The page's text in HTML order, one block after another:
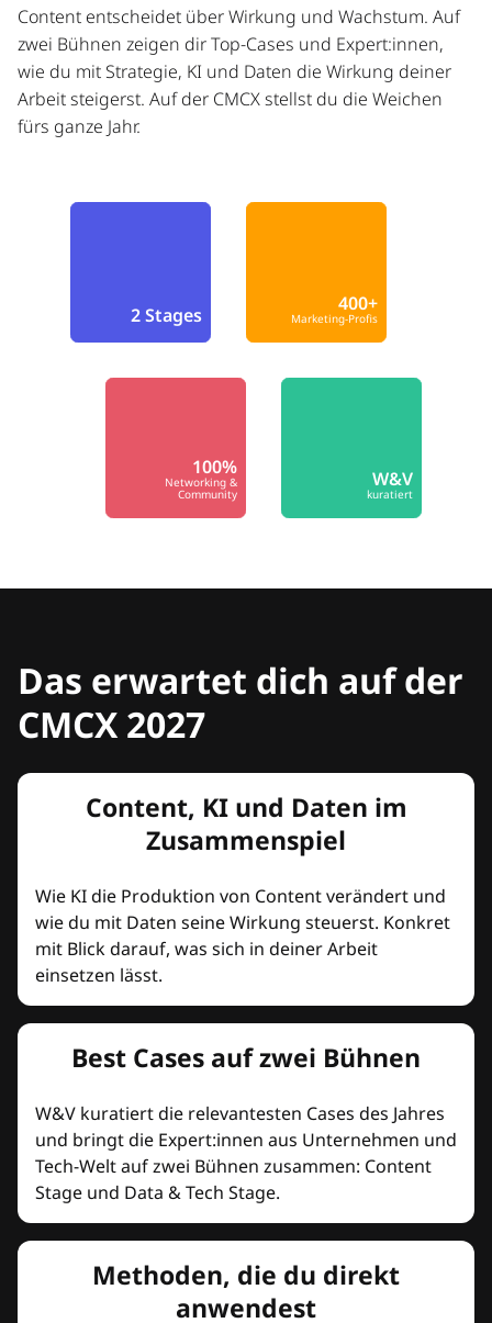
Content entscheidet über Wirkung und Wachstum. Auf
zwei Bühnen zeigen dir Top-Cases und Expert:innen,
wie du mit Strategie, KI und Daten die Wirkung deiner
Arbeit steigerst. Auf der CMCX stellst du die Weichen
fürs ganze Jahr.
2 Stages 400+
Marketing-Profis
100%
Networking &
Community
W&V
kuratiert
Das erwartet dich auf der
CMCX 2027
Content, KI und Daten im
Zusammenspiel
Wie KI die Produktion von Content verändert und
wie du mit Daten seine Wirkung steuerst. Konkret
mit Blick darauf, was sich in deiner Arbeit
einsetzen lässt.
Best Cases auf zwei Bühnen
W&V kuratiert die relevantesten Cases des Jahres
und bringt die Expert:innen aus Unternehmen und
Tech-Welt auf zwei Bühnen zusammen: Content
Stage und Data & Tech Stage.
Methoden, die du direkt
anwendest